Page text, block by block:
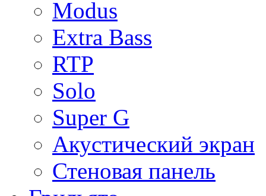
Modus
Extra Bass
RTP
Solo
Super G
Акустический экран
Стеновая панель